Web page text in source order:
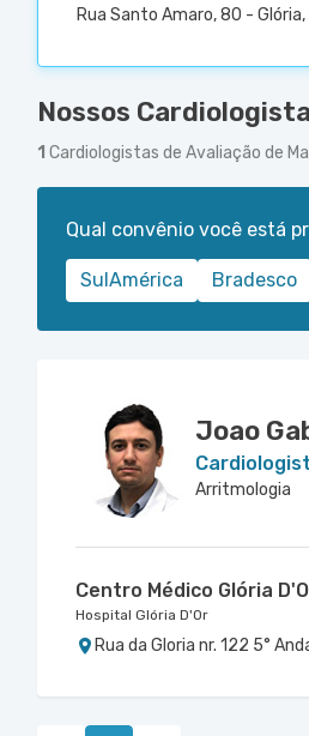
Rua Santo Amaro, 80 -
Nossos
1 Cardiologistas de Avaliação de
Qual convênio você está
SulAmérica Bradesco
Joao
Arritmologia
Centro Médico Glória
Hospital Glória D'Or
Rua da Gloria nr. 122 5°